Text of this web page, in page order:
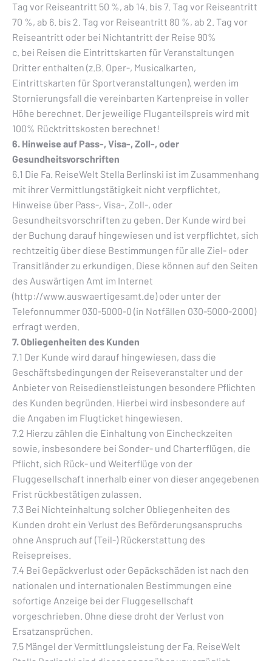
Tag vor Reiseantritt 50 %, ab 14. bis 7. Tag vor Reiseantritt
70 %, ab 6. bis 2. Tag vor Reiseantritt 80 %, ab 2. Tag vor
Reiseantritt oder bei Nichtantritt der Reise 90%
c. bei Reisen die Eintrittskarten für Veranstaltungen
Dritter enthalten (z.B. Oper-, Musicalkarten,
Eintrittskarten für Sportveranstaltungen), werden im
Stornierungsfall die vereinbarten Kartenpreise in voller
Höhe berechnet. Der jeweilige Fluganteilspreis wird mit
100% Rücktrittskosten berechnet!
6. Hinweise auf Pass-, Visa-, Zoll-, oder
Gesundheitsvorschriften
6.1 Die Fa. ReiseWelt Stella Berlinski ist im Zusammenhang
mit ihrer Vermittlungstätigkeit nicht verpflichtet,
Hinweise über Pass-, Visa-, Zoll-, oder
Gesundheitsvorschriften zu geben. Der Kunde wird bei
der Buchung darauf hingewiesen und ist verpflichtet, sich
rechtzeitig über diese Bestimmungen für alle Ziel- oder
Transitländer zu erkundigen. Diese können auf den Seiten
des Auswärtigen Amt im Internet
(http://www.auswaertigesamt.de) oder unter der
Telefonnummer 030-5000-0 (in Notfällen 030-5000-2000)
erfragt werden.
7. Obliegenheiten des Kunden
7.1 Der Kunde wird darauf hingewiesen, dass die
Geschäftsbedingungen der Reiseveranstalter und der
Anbieter von Reisedienstleistungen besondere Pflichten
des Kunden begründen. Hierbei wird insbesondere auf
die Angaben im Flugticket hingewiesen.
7.2 Hierzu zählen die Einhaltung von Eincheckzeiten
sowie, insbesondere bei Sonder- und Charterflügen, die
Pflicht, sich Rück- und Weiterflüge von der
Fluggesellschaft innerhalb einer von dieser angegebenen
Frist rückbestätigen zulassen.
7.3 Bei Nichteinhaltung solcher Obliegenheiten des
Kunden droht ein Verlust des Beförderungsanspruchs
ohne Anspruch auf (Teil-) Rückerstattung des
Reisepreises.
7.4 Bei Gepäckverlust oder Gepäckschäden ist nach den
nationalen und internationalen Bestimmungen eine
sofortige Anzeige bei der Fluggesellschaft
vorgeschrieben. Ohne diese droht der Verlust von
Ersatzansprüchen.
7.5 Mängel der Vermittlungsleistung der Fa. ReiseWelt